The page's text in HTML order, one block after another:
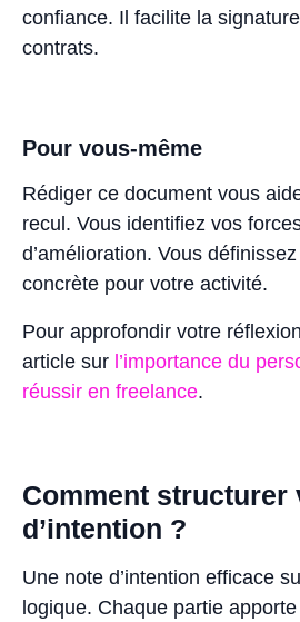
confiance. Il facilite la
contrats.
Pour vous-même
Rédiger ce document vous
recul. Vous identifiez vos
d’amélioration. Vous
concrète pour votre activité.
Pour approfondir votre
article sur l’importance du
réussir en freelance.
Comment structurer
d’intention ?
Une note d’intention efficace
logique. Chaque partie